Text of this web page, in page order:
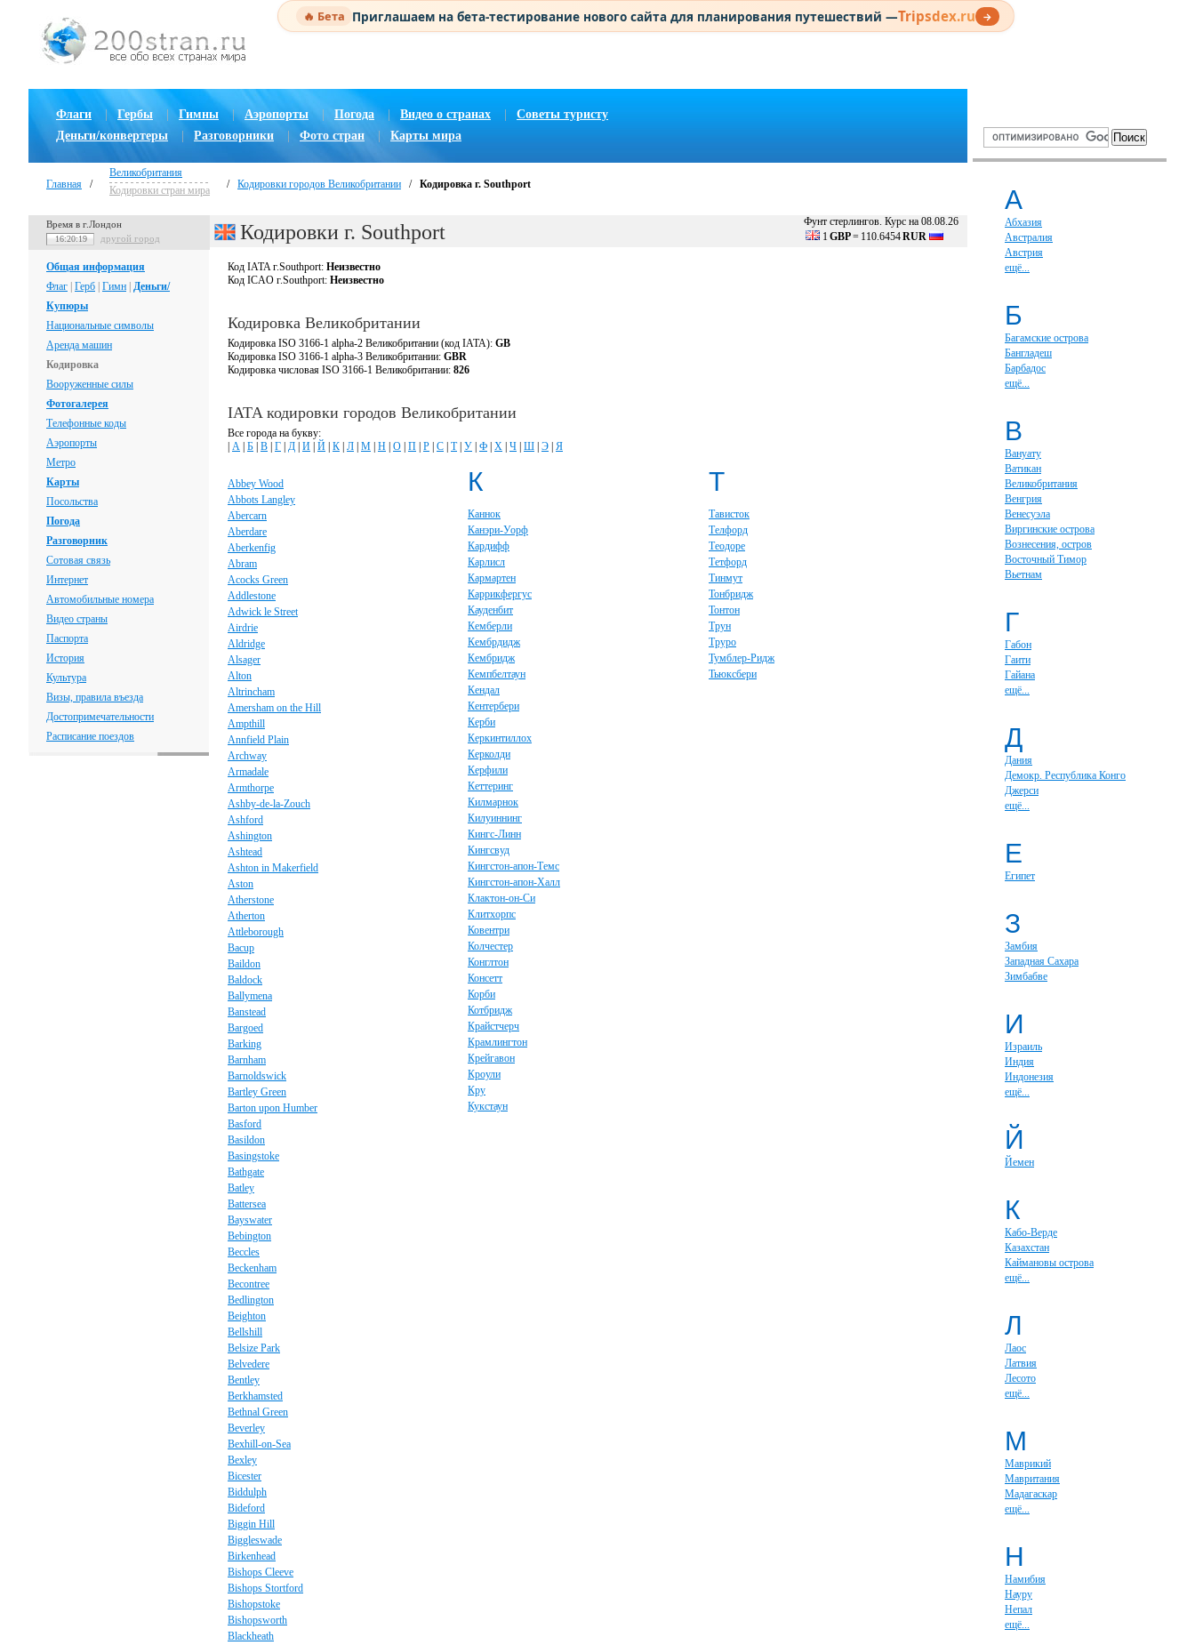
🔥 Бета Приглашаем на бета-тестирование нового сайта для планирования путешествий —Tripsdex.ru →
Флаги Гербы Гимны | Аэропорты Погода | Видео о странах
Советы туристу
Деньги/конвертеры
Разговорники Фото стран Карты мира
Главная /
Великобритания
Кодировки стран мира
/ Кодировки городов Великобритании / Кодировка г. Southport
Время в г.Лондон
16:20:20 другой город
Общая информация
Флаг Герб Гимн Деньги/
Купюры
Национальные символы
Аренда машин
Кодировка
Вооруженные силы
Фотогалерея
Телефонные коды
Аэропорты
Метро
Карты
Посольства
Погода
Разговорник
Сотовая связь
Интернет
Автомобильные номера
Видео страны
Паспорта
История
Культура
Визы, правила въезда
Достопримечательности
Расписание поездов
Фунт стерлингов. Курс на 08.08.26
1 GBP= 110.6454RUR
Кодировки г. Southport
Код IATA г.Southport: Неизвестно
Код ICAO г.Southport: Неизвестно
Кодировка Великобритании
Кодировка ISO 3166-1 alpha-2 Великобритании (код IATA): GB
Кодировка ISO 3166-1 alpha-3 Великобритании: GBR
Кодировка числовая ISO 3166-1 Великобритании: 826
IATA кодировки городов Великобритании
Все города на букву:
А Б В Г Д И Й К Л М Н О П Р С Т| У Ф Х Ч Ш Э Я
Abbey Wood
Abbots Langley
Abercarn
Aberdare
Aberkenfig
Abram
Acocks Green
Addlestone
Adwick le Street
Airdrie
Aldridge
Alsager
Alton
Altrincham
Amersham on the Hill
Ampthill
Annfield Plain
Archway
Armadale
Armthorpe
Ashby-de-la-Zouch
Ashford
Ashington
Ashtead
Ashton in Makerfield
Aston
Atherstone
Atherton
Attleborough
Bacup
Baildon
Baldock
Ballymena
Banstead
Bargoed
Barking
Barnham
Barnoldswick
Bartley Green
Barton upon Humber
Basford
Basildon
Basingstoke
Bathgate
Batley
Battersea
Bayswater
Bebington
Beccles
Beckenham
Becontree
Bedlington
Beighton
Bellshill
Belsize Park
Belvedere
Bentley
Berkhamsted
Bethnal Green
Beverley
Bexhill-on-Sea
Bexley
Bicester
Biddulph
Bideford
Biggin Hill
Biggleswade
Birkenhead
Bishops Cleeve
Bishops Stortford
Bishopstoke
Bishopsworth
Blackheath
К
Каннок
Канэри-Уорф
Кардифф
Карлисл
Кармартен
Каррикфергус
Кауденбит
Кемберли
Кембрдидж
Кембридж
Кемпбелтаун
Кендал
Кентербери
Керби
Керкинтиллох
Керколди
Керфили
Кеттеринг
Килмарнок
Килуиннинг
Кингс-Линн
Кингсвуд
Кингстон-апон-Темс
Кингстон-апон-Халл
Клактон-он-Си
Клитхорпс
Ковентри
Колчестер
Конглтон
Консетт
Корби
Котбридж
Крайстчерч
Крамлингтон
Крейгавон
Кроули
Кру
Кукстаун
Т
Тависток
Телфорд
Теодоре
Тетфорд
Тинмут
Тонбридж
Тонтон
Трун
Труро
Тумблер-Ридж
Тьюксбери
А
Абхазия
Австралия
Австрия
ещё...
Б
Багамские острова
Бангладеш
Барбадос
ещё...
В
Вануату
Ватикан
Великобритания
Венгрия
Венесуэла
Виргинские острова
Вознесения, остров
Восточный Тимор
Вьетнам
Г
Габон
Гаити
Гайана
ещё...
Д
Дания
Демокр. Республика Конго
Джерси
ещё...
Е
Египет
З
Замбия
Западная Сахара
Зимбабве
И
Израиль
Индия
Индонезия
ещё...
Й
Йемен
К
Кабо-Верде
Казахстан
Каймановы острова
ещё...
Л
Лаос
Латвия
Лесото
ещё...
М
Маврикий
Мавритания
Мадагаскар
ещё...
Н
Намибия
Науру
Непал
ещё...